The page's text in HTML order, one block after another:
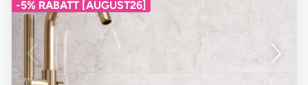
-5% RABATT [AUGUST26]